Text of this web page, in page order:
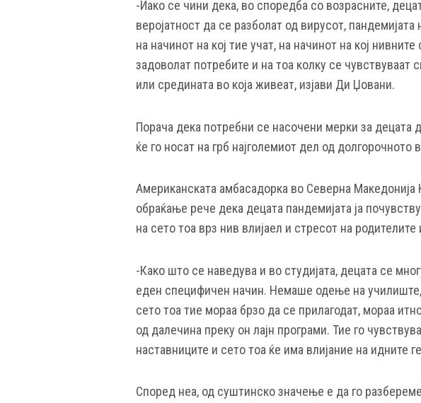
-Иако се чини дека, во споредба со возрасните,
веројатност да се разболат од вирусот,
на начинот на кој тие учат, на начинот на кој
задоволат потребите и на тоа колку се чувствуваат
или средината во која живеат, изјави Ди Џовани.
Порача дека потребни се насочени мерки за децата
ќе го носат на грб најголемиот дел од долгорочното
Американската амбасадорка во Северна
обраќање рече дека децата пандемијата ја
на сето тоа врз нив влијаел и стресот на родителите
-Како што се наведува и во студијата, децата се
еден специфичен начин. Немаше одење на
сето тоа тие мораа брзо да се прилагодат, мораа
од далечина преку он лајн програми. Тие го
наставниците и сето тоа ќе има влијание на идните
Според неа, од суштинско значење е да го